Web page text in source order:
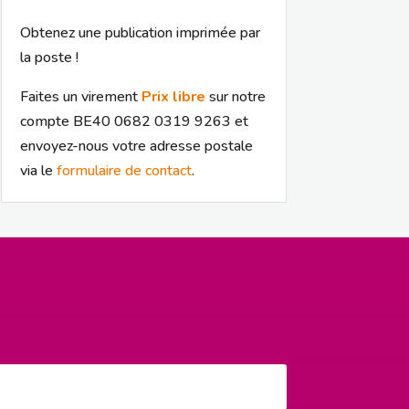
Obtenez une publication imprimée par
la poste !
Faites un virement Prix libre sur notre
compte BE40 0682 0319 9263 et
envoyez-nous votre adresse postale
via leformulaire de contact.